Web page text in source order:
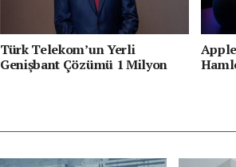
Türk Telekom’un Yerli
Genişbant Çözümü 1 Milyon